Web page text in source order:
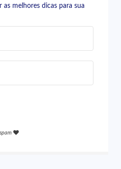
as melhores dicas para sua